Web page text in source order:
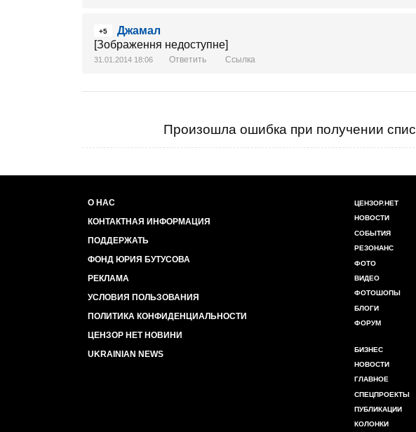
+5
Джамал
[Зображення недоступне]
31.01.2014 18:06 Ответить Ссылка
Произошла ошибка при получении
О НАС
КОНТАКТНАЯ ИНФОРМАЦИЯ
ПОДДЕРЖАТЬ
ФОНД ЮРИЯ БУТУСОВА
РЕКЛАМА
УСЛОВИЯ ПОЛЬЗОВАНИЯ
ПОЛИТИКА КОНФИДЕНЦИАЛЬНОСТИ
ЦЕНЗОР НЕТ НОВИНИ
UKRAINIAN NEWS
ЦЕНЗОР.НЕТ
НОВОСТИ
СОБЫТИЯ
РЕЗОНАНС
ФОТО
ВИДЕО
ФОТОШОПЫ
БЛОГИ
ФОРУМ
БИЗНЕС
НОВОСТИ
ГЛАВНОЕ
СПЕЦПРОЕКТЫ
ПУБЛИКАЦИИ
КОЛОНКИ